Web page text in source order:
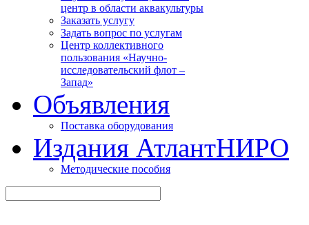
центр в области аквакультуры
Заказать услугу
Задать вопрос по услугам
Центр коллективного
пользования «Научно-
исследовательский флот –
Запад»
Объявления
Поставка оборудования
Издания АтлантНИРО
Методические пособия